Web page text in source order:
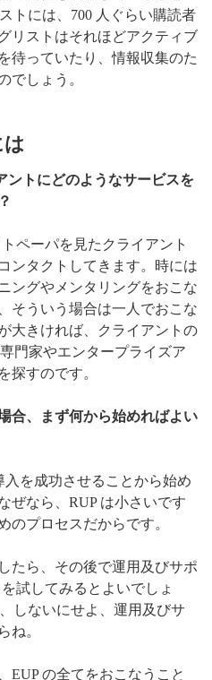
トには、700 人ぐらい購読者
リストはそれほどアクティブ
待っていたり、情報収集のた
でしょう。
は
ントにどのようなサービスを
ペーパを見たクライアント
ンタクトしてきます。時には
ングやメンタリングをおこな
そういう場合は一人でおこな
大きければ、クライアントの
門家やエンタープライズア
探すのです。
合、まず何から始めればよい
入を成功させることから始め
ぜなら、RUP は小さいです
のプロセスだからです。
たら、その後で運用及びサポ
を試してみるとよいでしょ
しないにせよ、運用及びサ
ね。
EUP の全てをおこなうこと